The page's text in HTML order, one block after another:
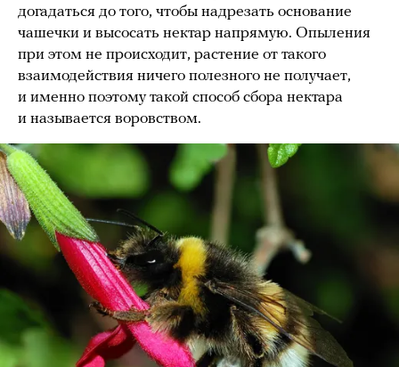
догадаться до того, чтобы надрезать основание
чашечки и высосать нектар напрямую. Опыления
при этом не происходит, растение от такого
взаимодействия ничего полезного не получает,
и именно поэтому такой способ сбора нектара
и называется воровством.